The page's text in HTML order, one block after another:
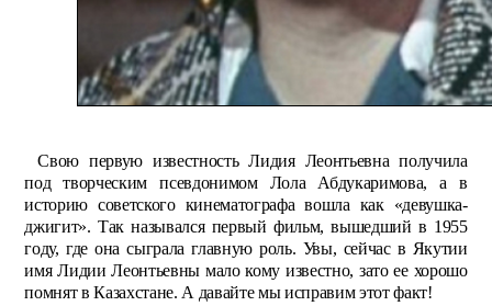
Свою первую известность Лидия Леонтьевна получила
под творческим псевдонимом Лола Абдукаримова, а в
историю советского кинематографа вошла как «девушка-
джигит». Так назывался первый фильм, вышедший в 1955
году, где она сыграла главную роль. Увы, сейчас в Якутии
имя Лидии Леонтьевны мало кому известно, зато ее хорошо
помнят в Казахстане. А давайте мы исправим этот факт!